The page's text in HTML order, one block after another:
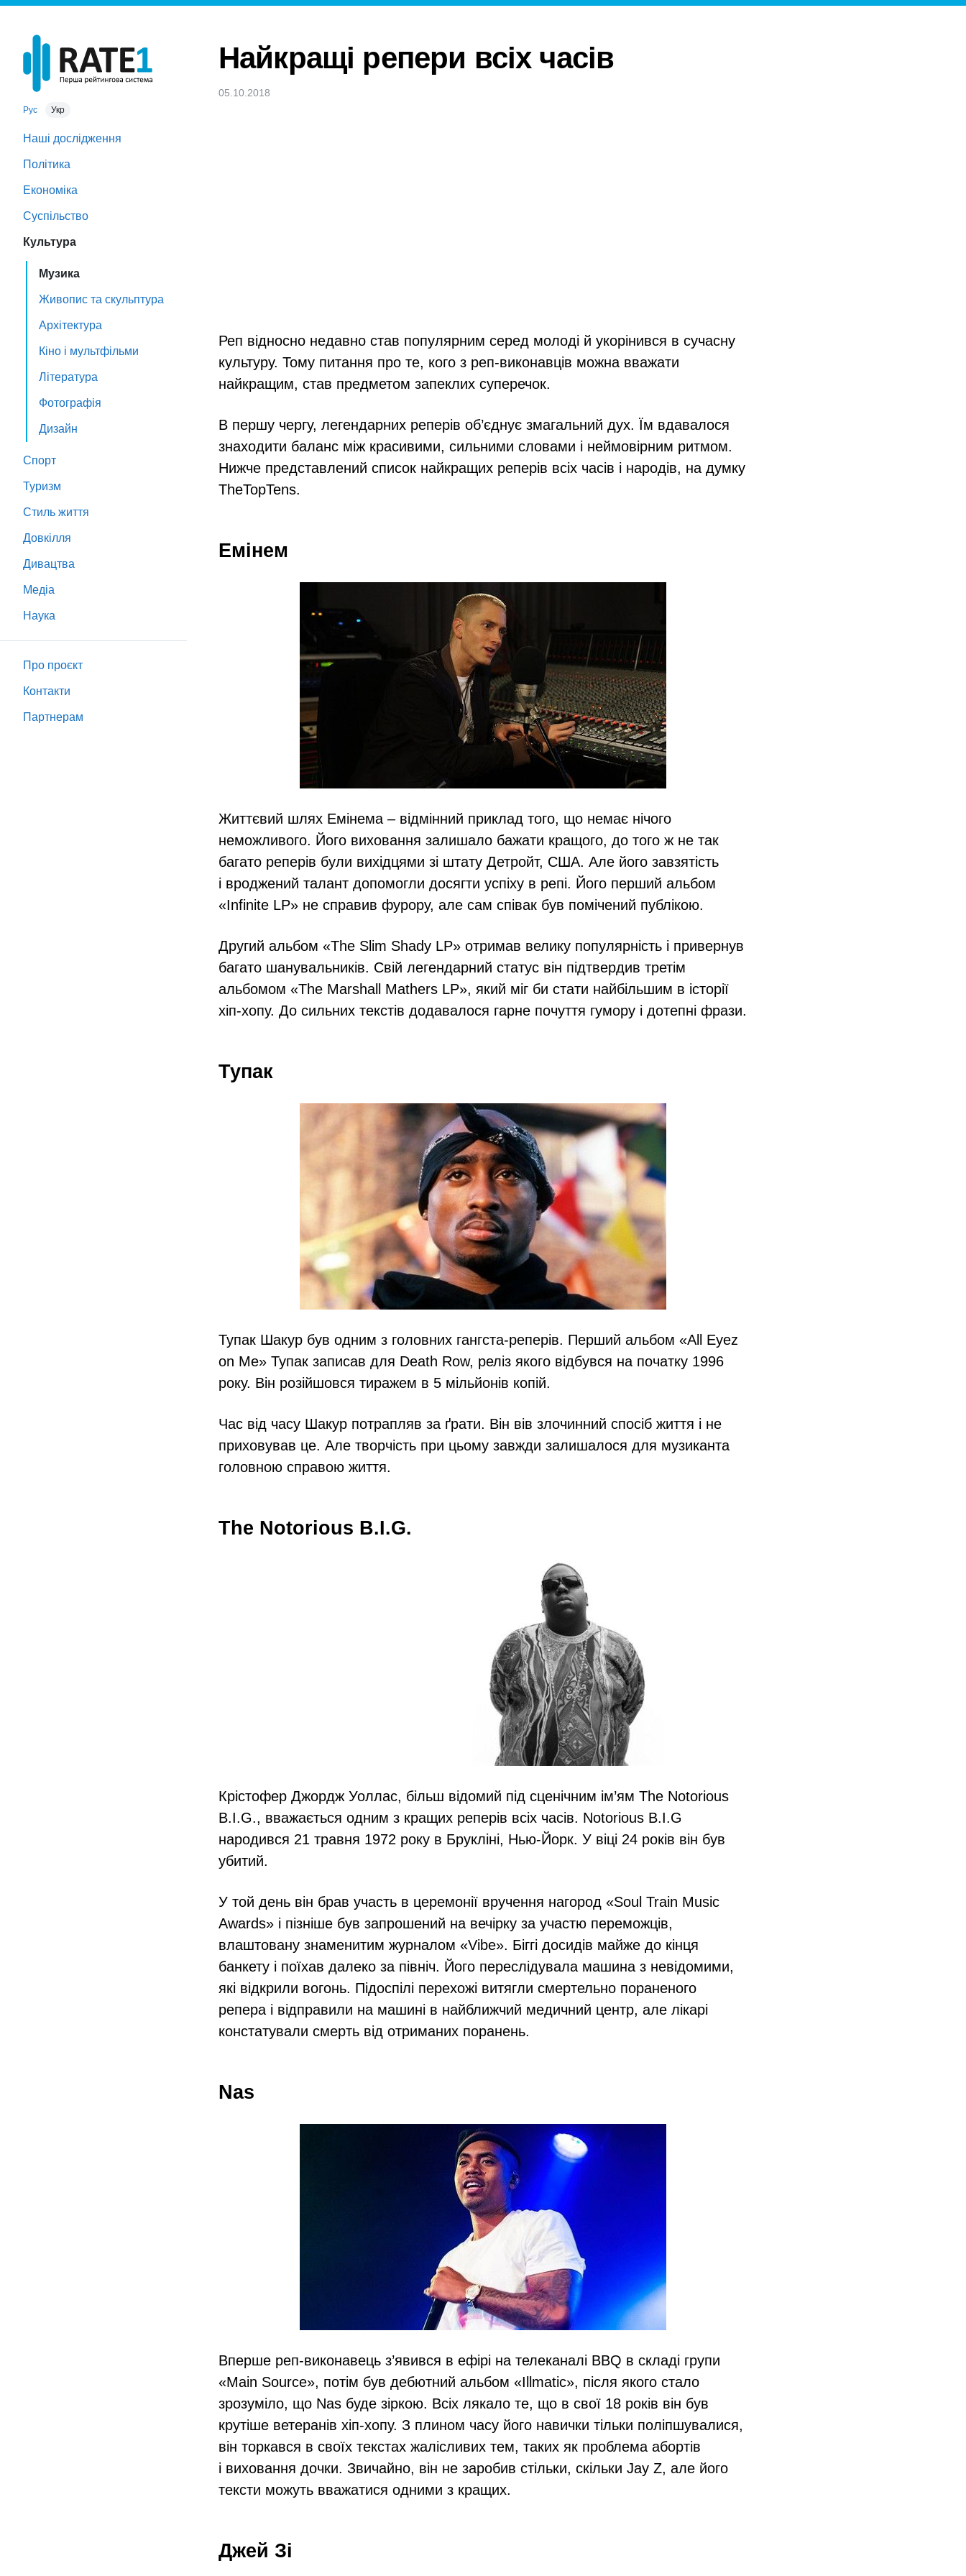
Рус Укр
Наші дослідження
Політика
Економіка
Суспільство
Культура
Музика
Живопис та скульптура
Архітектура
Кіно і мультфільми
Література
Фотографія
Дизайн
Спорт
Туризм
Стиль життя
Довкілля
Дивацтва
Медіа
Наука
Про проєкт
Контакти
Партнeрам
Найкращі репери всіх часів
05.10.2018
Реп відносно недавно став популярним серед молоді й укорінився в сучасну
культуру. Тому питання про те, кого з реп-виконавців можна вважати
найкращим, став предметом запеклих суперечок.
В першу чергу, легендарних реперів об’єднує змагальний дух. Їм вдавалося
знаходити баланс між красивими, сильними словами і неймовірним ритмом.
Нижче представлений список найкращих реперів всіх часів і народів, на думку
TheTopTens.
Емінем
Життєвий шлях Емінема – відмінний приклад того, що немає нічого
неможливого. Його виховання залишало бажати кращого, до того ж не так
багато реперів були вихідцями зі штату Детройт, США. Але його завзятість
і вроджений талант допомогли досягти успіху в репі. Його перший альбом
«Infinite LP» не справив фурору, але сам співак був помічений публікою.
Другий альбом «The Slim Shady LP» отримав велику популярність і привернув
багато шанувальників. Свій легендарний статус він підтвердив третім
альбомом «The Marshall Mathers LP», який міг би стати найбільшим в історії
хіп-хопу. До сильних текстів додавалося гарне почуття гумору і дотепні фрази.
Тупак
Тупак Шакур був одним з головних гангста-реперів. Перший альбом «All Eyez
on Me» Тупак записав для Death Row, реліз якого відбувся на початку 1996
року. Він розійшовся тиражем в 5 мільйонів копій.
Час від часу Шакур потрапляв за ґрати. Він вів злочинний спосіб життя і не
приховував це. Але творчість при цьому завжди залишалося для музиканта
головною справою життя.
The Notorious B.I.G.
Крістофер Джордж Уоллас, більш відомий під сценічним ім’ям The Notorious
B.I.G., вважається одним з кращих реперів всіх часів. Notorious B.I.G
народився 21 травня 1972 року в Брукліні, Нью-Йорк. У віці 24 років він був
убитий.
У той день він брав участь в церемонії вручення нагород «Soul Train Music
Awards» і пізніше був запрошений на вечірку за участю переможців,
влаштовану знаменитим журналом «Vibe». Біггі досидів майже до кінця
банкету і поїхав далеко за північ. Його переслідувала машина з невідомими,
які відкрили вогонь. Підоспілі перехожі витягли смертельно пораненого
репера і відправили на машині в найближчий медичний центр, але лікарі
констатували смерть від отриманих поранень.
Nas
Вперше реп-виконавець з’явився в ефірі на телеканалі BBQ в складі групи
«Main Source», потім був дебютний альбом «Illmatic», після якого стало
зрозуміло, що Nas буде зіркою. Всіх лякало те, що в свої 18 років він був
крутіше ветеранів хіп-хопу. З плином часу його навички тільки поліпшувалися,
він торкався в своїх текстах жалісливих тем, таких як проблема абортів
і виховання дочки. Звичайно, він не заробив стільки, скільки Jay Z, але його
тексти можуть вважатися одними з кращих.
Джей Зі